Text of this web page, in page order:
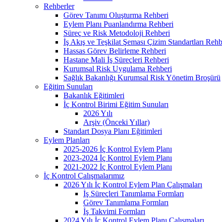
Rehberler
Görev Tanımı Oluşturma Rehberi
Eylem Planı Puanlandırma Rehberi
Süreç ve Risk Metodoloji Rehberi
İş Akış ve Teşkilat Şeması Çizim Standartları
Hassas Görev Belirleme Rehberi
Hastane Mali İş Süreçleri Rehberi
Kurumsal Risk Uygulama Rehberi
Sağlık Bakanlığı Kurumsal Risk Yönetim Broşürü
Eğitim Sunuları
Bakanlık Eğitimleri
İç Kontrol Birimi Eğitim Sunuları
2026 Yılı
Arşiv (Önceki Yıllar)
Standart Dosya Planı Eğitimleri
Eylem Planları
2025-2026 İç Kontrol Eylem Planı
2023-2024 İç Kontrol Eylem Planı
2021-2022 İç Kontrol Eylem Planı
İç Kontrol Çalışmalarımız
2026 Yılı İç Kontrol Eylem Plan Çalışmaları
İş Süreçleri Tanımlama Formları
Görev Tanımlama Formları
İş Takvimi Formları
2024 Yılı İç Kontrol Eylem Planı Çalışmaları